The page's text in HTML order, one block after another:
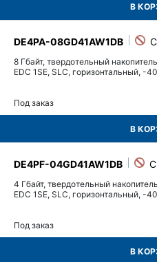
В
DE4PA-08GD41AW1DB
8 Гбайт, твердотельный
EDC 1SE, SLC, горизонтальный, -
Под заказ
В
DE4PF-04GD41AW1DB
4 Гбайт, твердотельный
EDC 1SE, SLC, горизонтальный, -
Под заказ
В